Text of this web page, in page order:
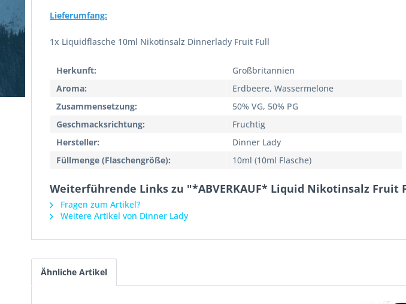
Lieferumfang:
1x Liquidflasche 10ml Nikotinsalz Dinnerlady Fruit Full
Herkunft:
Großbritannien
Aroma:
Erdbeere, Wassermelone
Zusammensetzung:
50% VG, 50% PG
Geschmacksrichtung:
Fruchtig
Hersteller:
Dinner Lady
Füllmenge (Flaschengröße):
10ml (10ml Flasche)
Weiterführende Links zu "*ABVERKAUF* Liquid Nikotinsalz
Fragen zum Artikel?
Weitere Artikel von Dinner Lady
Ähnliche Artikel